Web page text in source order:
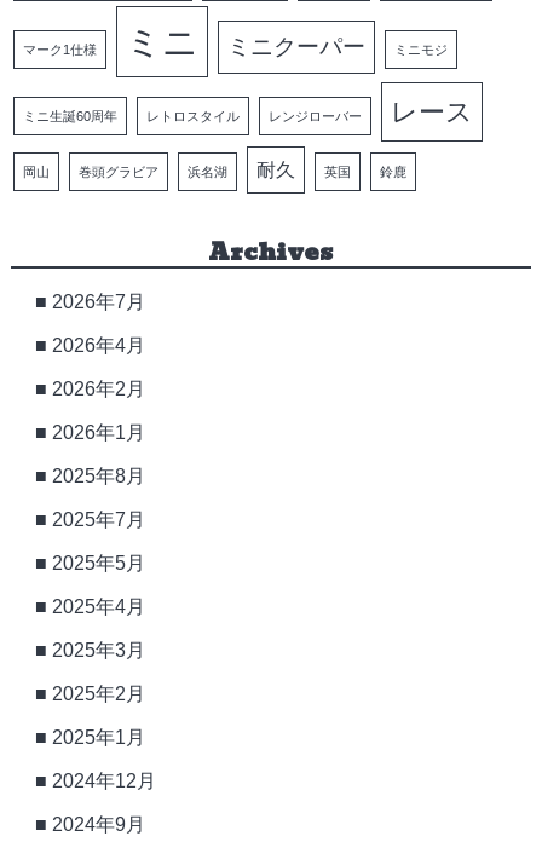
マーク1仕様 ミニ ミニクーパー ミニモジ
ミニ生誕60周年 レトロスタイル レンジローバー レース
岡山 巻頭グラビア 浜名湖 耐久 英国 鈴鹿
Archives
2026年7月
2026年4月
2026年2月
2026年1月
2025年8月
2025年7月
2025年5月
2025年4月
2025年3月
2025年2月
2025年1月
2024年12月
2024年9月